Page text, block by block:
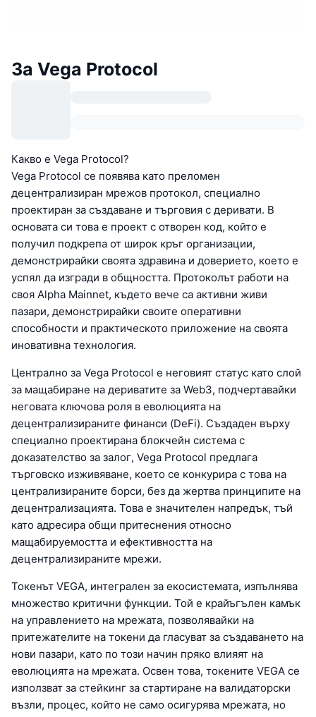
За Vega Protocol
Какво е Vega Protocol?
Vega Protocol се появява като преломен
децентрализиран мрежов протокол, специално
проектиран за създаване и търговия с деривати. В
основата си това е проект с отворен код, който е
получил подкрепа от широк кръг организации,
демонстрирайки своята здравина и доверието, което е
успял да изгради в общността. Протоколът работи на
своя Alpha Mainnet, където вече са активни живи
пазари, демонстрирайки своите оперативни
способности и практическото приложение на своята
иновативна технология.
Централно за Vega Protocol е неговият статус като слой
за мащабиране на дериватите за Web3, подчертавайки
неговата ключова роля в еволюцията на
децентрализираните финанси (DeFi). Създаден върху
специално проектирана блокчейн система с
доказателство за залог, Vega Protocol предлага
търговско изживяване, което се конкурира с това на
централизираните борси, без да жертва принципите на
децентрализацията. Това е значителен напредък, тъй
като адресира общи притеснения относно
мащабируемостта и ефективността на
децентрализираните мрежи.
Токенът VEGA, интегрален за екосистемата, изпълнява
множество критични функции. Той е крайъгълен камък
на управлението на мрежата, позволявайки на
притежателите на токени да гласуват за създаването на
нови пазари, като по този начин пряко влияят на
еволюцията на мрежата. Освен това, токените VEGA се
използват за стейкинг за стартиране на валидаторски
възли, процес, който не само осигурява мрежата, но